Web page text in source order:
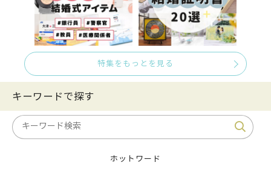
特集をもっとを見る
キーワードで探す
ホットワード